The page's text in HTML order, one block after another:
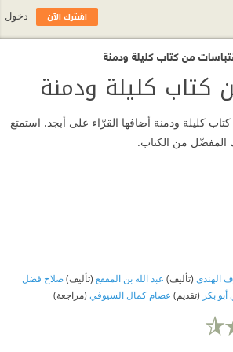
من كتاب كليلة ودمنة
كتاب كليلة ودمنة
كليلة ودمنة أضافها القرّاء على أبجد. استمتع
المفضّل من الكتاب.
الهندي (تأليف) عبد الله بن المقفع (تأليف)صلاح فضل
بكر (تقديم) عصام كمال السيوفي (مراجعة)
اشترك الآن دخول